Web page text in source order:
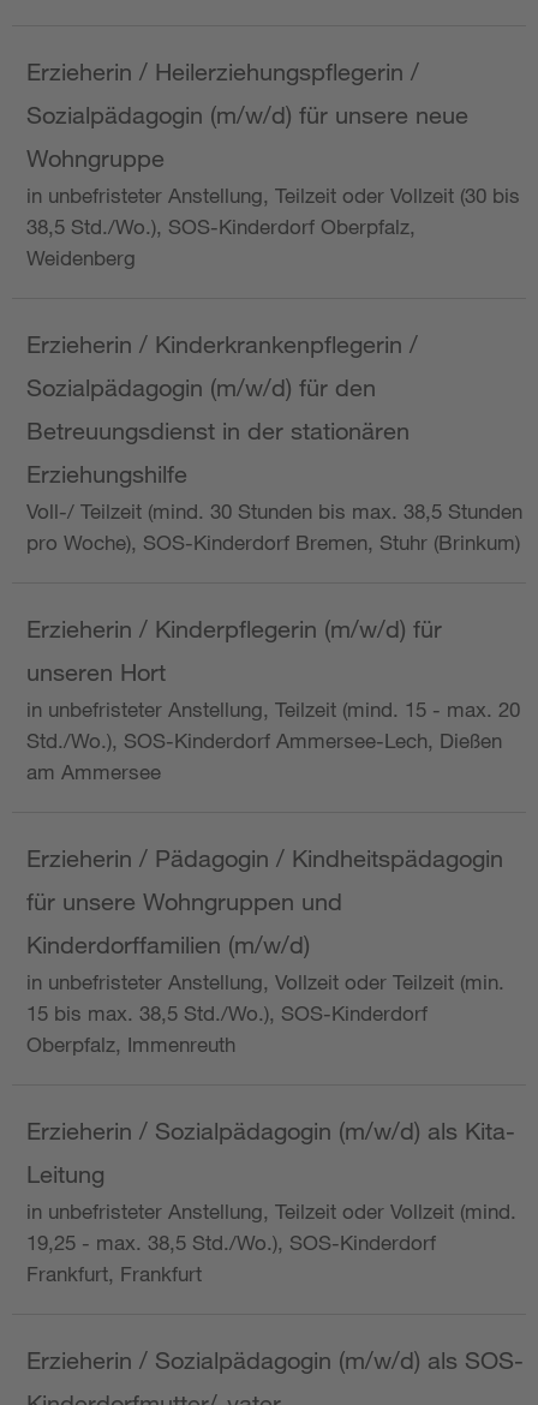
Erzieherin / Heilerziehungspflegerin /
Sozialpädagogin (m/w/d) für unsere neue
Wohngruppe
in unbefristeter Anstellung, Teilzeit oder Vollzeit (30 bis
38,5 Std./Wo.), SOS-Kinderdorf Oberpfalz,
Weidenberg
Erzieherin / Kinderkrankenpflegerin /
Sozialpädagogin (m/w/d) für den
Betreuungsdienst in der stationären
Erziehungshilfe
Voll-/ Teilzeit (mind. 30 Stunden bis max. 38,5 Stunden
pro Woche), SOS-Kinderdorf Bremen, Stuhr (Brinkum)
Erzieherin / Kinderpflegerin (m/w/d) für
unseren Hort
in unbefristeter Anstellung, Teilzeit (mind. 15 - max. 20
Std./Wo.), SOS-Kinderdorf Ammersee-Lech, Dießen
am Ammersee
Erzieherin / Pädagogin / Kindheitspädagogin
für unsere Wohngruppen und
Kinderdorffamilien (m/w/d)
in unbefristeter Anstellung, Vollzeit oder Teilzeit (min.
15 bis max. 38,5 Std./Wo.), SOS-Kinderdorf
Oberpfalz, Immenreuth
Erzieherin / Sozialpädagogin (m/w/d) als Kita-
Leitung
in unbefristeter Anstellung, Teilzeit oder Vollzeit (mind.
19,25 - max. 38,5 Std./Wo.), SOS-Kinderdorf
Frankfurt, Frankfurt
Erzieherin / Sozialpädagogin (m/w/d) als SOS-